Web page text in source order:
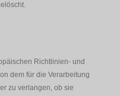
Richtlinien- und
dem für die Verarbeitung
zu verlangen, ob sie